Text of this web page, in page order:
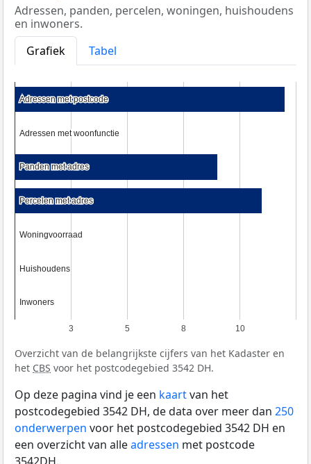
Adressen, panden, percelen, woningen, huishoudens
en inwoners.
Grafiek
Tabel
3 5 8 10
Adressen met postcode
Adressen met postcode
Adressen met woonfunctie
Adressen met woonfunctie
Panden met adres
Panden met adres
Percelen met adres
Percelen met adres
Woningvoorraad
Woningvoorraad
Huishoudens
Huishoudens
Inwoners
Inwoners
Overzicht van de belangrijkste cijfers van het Kadaster en
het CBS voor het postcodegebied 3542 DH.
Op deze pagina vind je een kaartvan het
postcodegebied 3542 DH, de data over meer dan 250
onderwerpen voor het postcodegebied 3542 DH en
een overzicht van alleadressen met postcode